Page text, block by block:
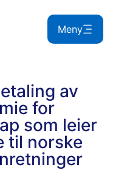
Meny
av
for
som leier
til norske